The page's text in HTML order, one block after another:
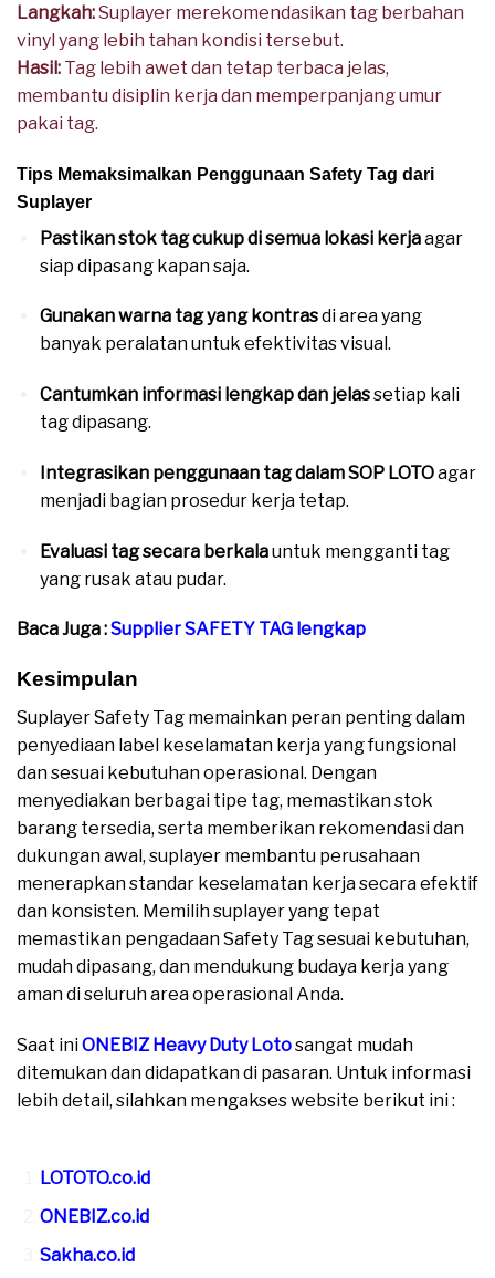
Langkah:Suplayer merekomendasikan tag berbahan
vinyl yang lebih tahan kondisi tersebut.
Hasil: Tag lebih awet dan tetap terbaca jelas,
membantu disiplin kerja dan memperpanjang umur
pakai tag.
Tips Memaksimalkan Penggunaan Safety Tag dari
Suplayer
Pastikan stok tag cukup di semua lokasi kerjaagar
siap dipasang kapan saja.
Gunakan warna tag yang kontrasdi area yang
banyak peralatan untuk efektivitas visual.
Cantumkan informasi lengkap dan jelassetiap kali
tag dipasang.
Integrasikan penggunaan tag dalam SOP LOTOagar
menjadi bagian prosedur kerja tetap.
Evaluasi tag secara berkalauntuk mengganti tag
yang rusak atau pudar.
Baca Juga :Supplier SAFETY TAG lengkap
Kesimpulan
Suplayer Safety Tag memainkan peran penting dalam
penyediaan label keselamatan kerja yang fungsional
dan sesuai kebutuhan operasional. Dengan
menyediakan berbagai tipe tag, memastikan stok
barang tersedia, serta memberikan rekomendasi dan
dukungan awal, suplayer membantu perusahaan
menerapkan standar keselamatan kerja secara efektif
dan konsisten. Memilih suplayer yang tepat
memastikan pengadaan Safety Tag sesuai kebutuhan,
mudah dipasang, dan mendukung budaya kerja yang
aman di seluruh area operasional Anda.
Saat iniONEBIZ Heavy Duty Lotosangat mudah
ditemukan dan didapatkan di pasaran. Untuk informasi
lebih detail, silahkan mengakses website berikut ini :
LOTOTO.co.id
ONEBIZ.co.id
Sakha.co.id